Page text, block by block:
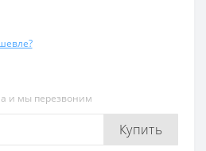
и мы перезвоним
Купить